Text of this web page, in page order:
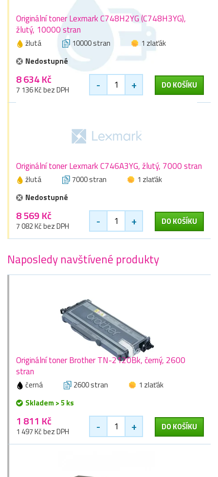
Originální toner Lexmark C748H2YG (C748H3YG),
žlutý, 10000 stran
žlutá 10000 stran
1 zlaťák
Nedostupné
8 634 Kč
7 136 Kč bez DPH - + DO KOŠÍKU
Originální toner Lexmark C746A3YG, žlutý, 7000 stran
žlutá 7000 stran
1 zlaťák
Nedostupné
8 569 Kč
7 082 Kč bez DPH - + DO KOŠÍKU
Naposledy navštívené produkty
Originální toner Brother TN-2120Bk, černý, 2600
stran
černá 2600 stran
1 zlaťák
Skladem > 5 ks
1 811 Kč
1 497 Kč bez DPH - + DO KOŠÍKU